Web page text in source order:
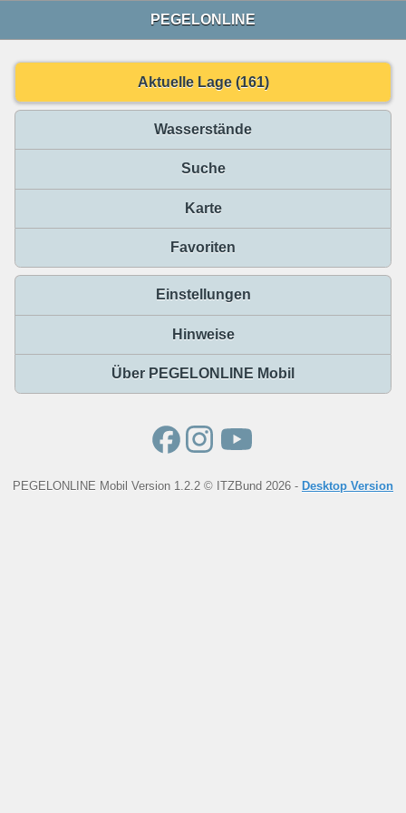
PEGELONLINE
Aktuelle Lage (161)
Wasserstände
Suche
Karte
Favoriten
Einstellungen
Hinweise
Über PEGELONLINE Mobil
PEGELONLINE Mobil Version 1.2.2 © ITZBund 2026 - Desktop Version